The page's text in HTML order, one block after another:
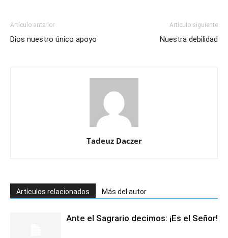
Artículo anterior
Dios nuestro único apoyo
Artículo siguiente
Nuestra debilidad
Tadeuz Daczer
Artículos relacionados Más del autor
Ante el Sagrario decimos: ¡Es el Señor!